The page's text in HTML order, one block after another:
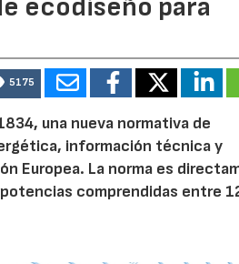
ecodiseño para
5175
una nueva normativa de
información técnica y
Europea. La norma es
comprendidas entre